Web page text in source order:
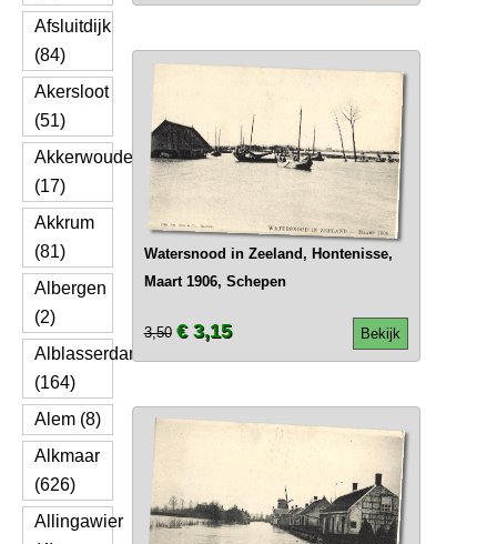
Afsluitdijk
(84)
Akersloot
(51)
Akkerwoude
(17)
Akkrum
(81)
Albergen
(2)
Alblasserdam
(164)
Alem (8)
Alkmaar
(626)
Allingawier
Watersnood in Zeeland, Hontenisse,
Maart 1906, Schepen
Bekijk
3,50 € 3,15